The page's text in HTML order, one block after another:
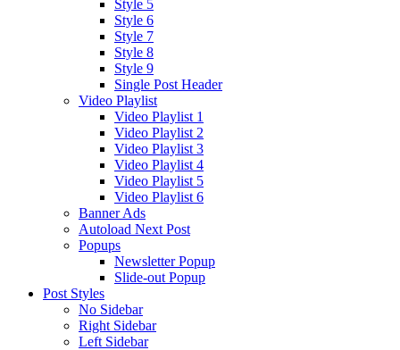
Style 5
Style 6
Style 7
Style 8
Style 9
Single Post Header
Video Playlist
Video Playlist 1
Video Playlist 2
Video Playlist 3
Video Playlist 4
Video Playlist 5
Video Playlist 6
Banner Ads
Autoload Next Post
Popups
Newsletter Popup
Slide-out Popup
Post Styles
No Sidebar
Right Sidebar
Left Sidebar